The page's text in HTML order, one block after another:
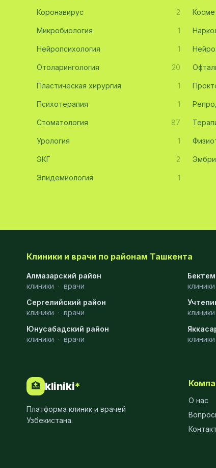
Эмбриология
Акушерство
Ортопедия
Массаж
Репродуктология
Психология 9
МРТ 9
Проктология
Флебология
Рентгенология
МСКТ
Коронавирус 2
Микробиология 1
Нейропсихология 1
Отоларингология 20
Пластическая хирургия 1
Психотерапия 1
Стоматология 87
Урология 1
ЭКГ 2
Эпидемиология 1
Клиники и врачи по районам Ташкента
Алмазарский район
клиники · врачи
клиники
Сергелийский район
клиники · врачи
клиники
Юнусабадский район
клиники · врачи
клиники
🏥 kliniki*
Платформа клиник и врачей
Узбекистана.
О нас